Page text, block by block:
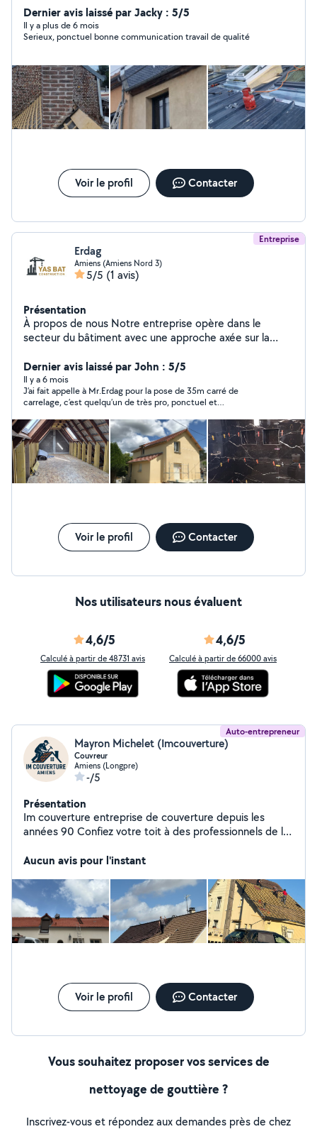
renseignement
Dernier avis laissé par Jacky : 5/5
Il y a plus de 6 mois
Serieux, ponctuel bonne communication travail de qualité
Voir le profil Contacter
Entreprise
Erdag
Amiens (Amiens Nord 3)
5/5 (1 avis)
Présentation
À propos de nous Notre entreprise opère dans le
secteur du bâtiment avec une approche axée sur la
proposons des solutions modernes pour les projets de
construction et de rénovation, en plaçant la satisfaction
du client au cœur de notre travail. Nos services
Construction clé en main Rénovation et rénovation
intérieure Travaux de façade intérieure et extérieure
Toiture et isolation Suivi et réalisation de projets Grâce
à notre équipe expérimentée et à l'utilisation de
matériaux de qualité, nous réalisons vos projets en
toute confiance.
Dernier avis laissé par John : 5/5
Il y a 6 mois
J’ai fait appelle à Mr.Erdag pour la pose de 35m carré de
carrelage, c’est quelqu’un de très pro, ponctuel et
Voir le profil Contacter
Nos utilisateurs nous évaluent
4,6/5
Calculé à partir de 48731 avis
4,6/5
Calculé à partir de 66000 avis
Auto-entrepreneur
Mayron Michelet (Imcouverture)
Couvreur
Amiens (Longpre)
-/5
Présentation
Im couverture entreprise de couverture depuis les
années 90 Confiez votre toit à des professionnels de la
sommes couvreur-zingueur depuis de nombreuses
Aucun avis pour l'instant
Voir le profil Contacter
Vous souhaitez proposer vos services de
nettoyage de gouttière ?
Inscrivez-vous et répondez aux demandes près de chez